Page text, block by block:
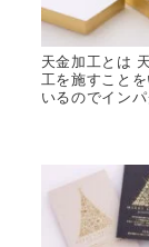
天金加工とは
工を施すこと
いるのでイン